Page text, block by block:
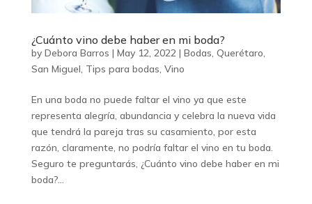
¿Cuánto vino debe haber en mi boda?
by Debora Barros | May 12, 2022| Bodas, Querétaro,
San Miguel, Tips para bodas, Vino
En una boda no puede faltar el vino ya que este
representa alegría, abundancia y celebra la nueva vida
que tendrá la pareja tras su casamiento, por esta
razón, claramente, no podría faltar el vino en tu boda.
Seguro te preguntarás, ¿Cuánto vino debe haber en mi
boda?...